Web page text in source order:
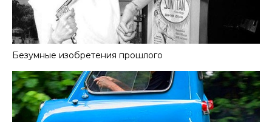
Безумные изобретения прошлого